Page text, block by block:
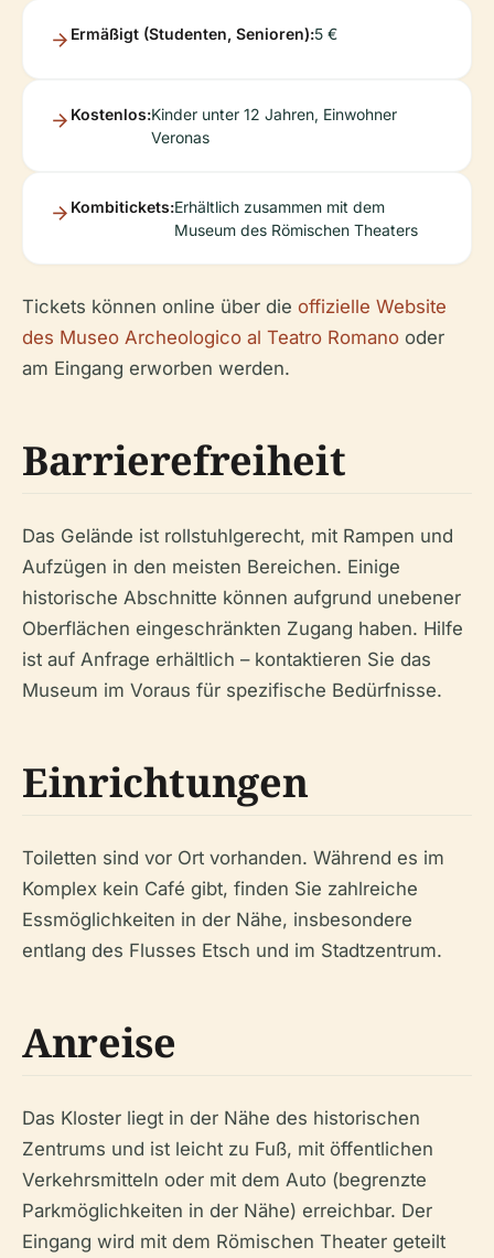
Ermäßigt (Studenten, Senioren):5 €
Kostenlos:Kinder unter 12 Jahren, Einwohner
Veronas
Kombitickets:Erhältlich zusammen mit dem
Museum des Römischen Theaters
Tickets können online über die offizielle Website
des Museo Archeologico al Teatro Romano oder
am Eingang erworben werden.
Barrierefreiheit
Das Gelände ist rollstuhlgerecht, mit Rampen und
Aufzügen in den meisten Bereichen. Einige
historische Abschnitte können aufgrund unebener
Oberflächen eingeschränkten Zugang haben. Hilfe
ist auf Anfrage erhältlich – kontaktieren Sie das
Museum im Voraus für spezifische Bedürfnisse.
Einrichtungen
Toiletten sind vor Ort vorhanden. Während es im
Komplex kein Café gibt, finden Sie zahlreiche
Essmöglichkeiten in der Nähe, insbesondere
entlang des Flusses Etsch und im Stadtzentrum.
Anreise
Das Kloster liegt in der Nähe des historischen
Zentrums und ist leicht zu Fuß, mit öffentlichen
Verkehrsmitteln oder mit dem Auto (begrenzte
Parkmöglichkeiten in der Nähe) erreichbar. Der
Eingang wird mit dem Römischen Theater geteilt